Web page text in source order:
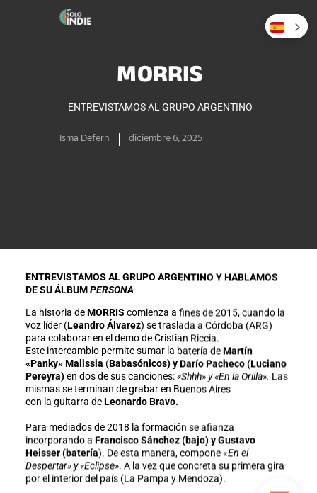
MORRIS
ENTREVISTAMOS AL GRUPO ARGENTINO
Isma Defern diciembre 6, 2025
ENTREVISTAMOS AL GRUPO ARGENTINO Y HABLAMOS
DE SU ÁLBUMPERSONA
La historia de MORRIS comienza a fines de 2015, cuando la
voz líder ( Leandro Álvarez) se traslada a Córdoba (ARG)
para colaborar en el demo de Cristian Riccia.
Este intercambio permite sumar la batería de Martín
«Panky» Malissia ( Babasónicos) y Darío Pacheco (Luciano
Pereyra)en dos de sus canciones:«Shhh» y «En la Orilla». Las
mismas se terminan de grabar en Buenos Aires
con la guitarra de Leonardo Bravo.
Para mediados de 2018 la formación se afianza
incorporando a Francisco Sánchez (bajo) y Gustavo
Heisser (batería). De esta manera, compone «En el
Despertar» y «Eclipse». A la vez que concreta su primera gira
por el interior del país (La Pampa y Mendoza).